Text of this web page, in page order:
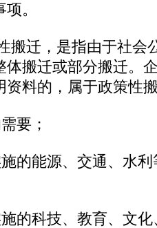
项。
迁，是指由于社会
体搬迁或部分搬迁。
资料的，属于政策
要；
能源、交通、水利
科技、教育、文化